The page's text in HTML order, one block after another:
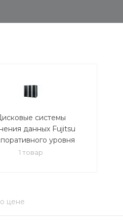
системы
данных Fujitsu
уровня
1 товар
цене